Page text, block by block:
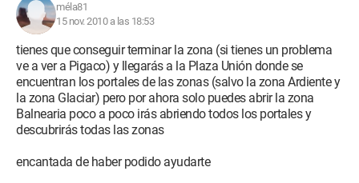
méla81
15 nov. 2010 a las 18:53
tienes que conseguir terminar la zona (si tienes un problema
ve a ver a Pigaco) y llegarás a la Plaza Unión donde se
encuentran los portales de las zonas (salvo la zona Ardiente y
la zona Glaciar) pero por ahora solo puedes abrir la zona
Balnearia poco a poco irás abriendo todos los portales y
descubrirás todas las zonas
encantada de haber podido ayudarte